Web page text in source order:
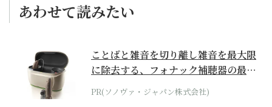
あわせて読みたい
ことばと雑音を切り離し雑音を最大限
に除去する、フォナック補聴器の最上
位モデル
PR(ソノヴァ・ジャパン株式会社)